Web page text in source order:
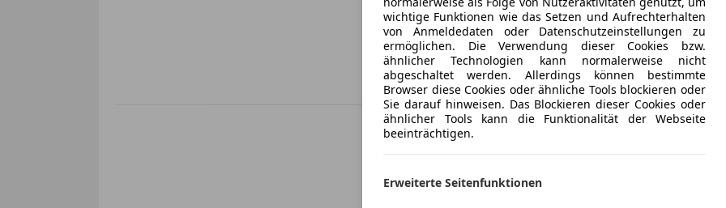
Extras
*Dachhimmel grau
*Komfortsitze
*Müdigkeitserkennung
*Multikollisionsbremse
Mehr anzeigen
wichtige Funktionen wie das Setzen und Aufrechterhalten
von Anmeldedaten oder Datenschutzeinstellungen zu
ermöglichen. Die Verwendung dieser Cookies bzw.
ähnlicher Technologien kann normalerweise nicht
abgeschaltet werden. Allerdings können bestimmte
Browser diese Cookies oder ähnliche Tools blockieren oder
Sie darauf hinweisen. Das Blockieren dieser Cookies oder
ähnlicher Tools kann die Funktionalität der Webseite
beeinträchtigen.
Erweiterte Seitenfunktionen